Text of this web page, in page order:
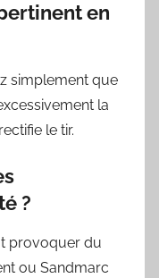
en
simplement que
la
le tir.
?
provoquer du
ou Sandmarc